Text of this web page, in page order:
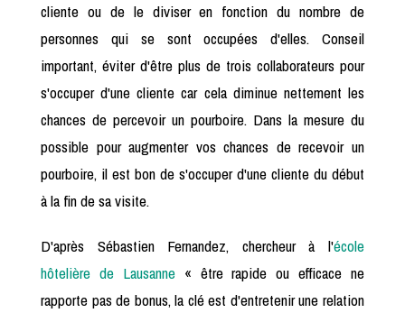
cliente ou de le diviser en fonction du nombre de
personnes qui se sont occupées d'elles. Conseil
important, éviter d'être plus de trois collaborateurs pour
s'occuper d'une cliente car cela diminue nettement les
chances de percevoir un pourboire. Dans la mesure du
possible pour augmenter vos chances de recevoir un
pourboire, il est bon de s'occuper d'une cliente du début
à la fin de sa visite.
D'après Sébastien Fernandez, chercheur à l'école
hôtelière de Lausanne« être rapide ou efficace ne
rapporte pas de bonus, la clé est d'entretenir une relation